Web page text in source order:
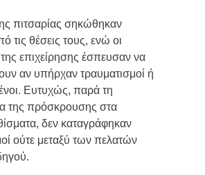
πιτσαρίας σηκώθηκαν
τις θέσεις τους, ενώ οι
επιχείρησης έσπευσαν να
αν υπήρχαν τραυματισμοί ή
Ευτυχώς, παρά τη
της πρόσκρουσης στα
δεν καταγράφηκαν
ούτε μεταξύ των πελατών